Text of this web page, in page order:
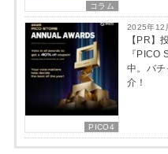
コラム
PICO4
2025年12
【PR】
『PICO
中。バチ
介！